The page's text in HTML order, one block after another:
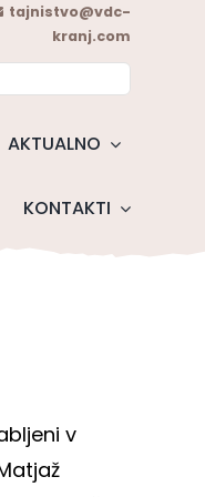
tajnistvo@vdc-
kranj.com
AKTUALNO
KONTAKTI
v